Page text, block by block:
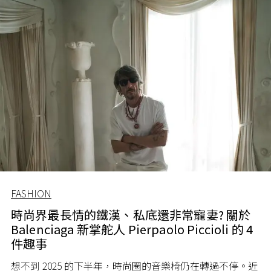
FASHION
時尚界最長情的鐵漢、私底還非常寵妻? 關於
Balenciaga 新掌舵人 Pierpaolo Piccioli 的 4
件趣事
想不到 2025 的下半年，時尚圈的音樂椅仍在轉過不停。近